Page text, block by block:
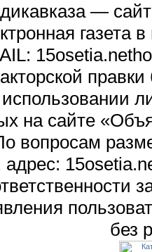
—
газета
на сайте
вопросам
адрес:
без